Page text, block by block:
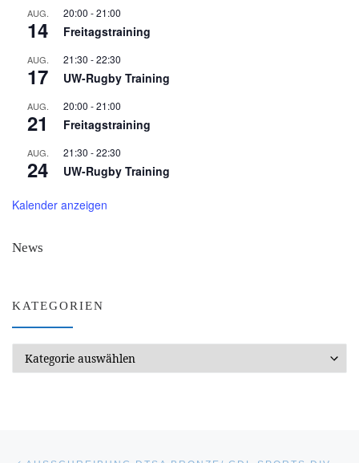
AUG.
14
20:00 -21:00
Freitagstraining
AUG.
17
21:30 -22:30
UW-Rugby Training
AUG.
21
20:00 -21:00
Freitagstraining
AUG.
24
21:30 -22:30
UW-Rugby Training
Kalender anzeigen
News
KATEGORIEN